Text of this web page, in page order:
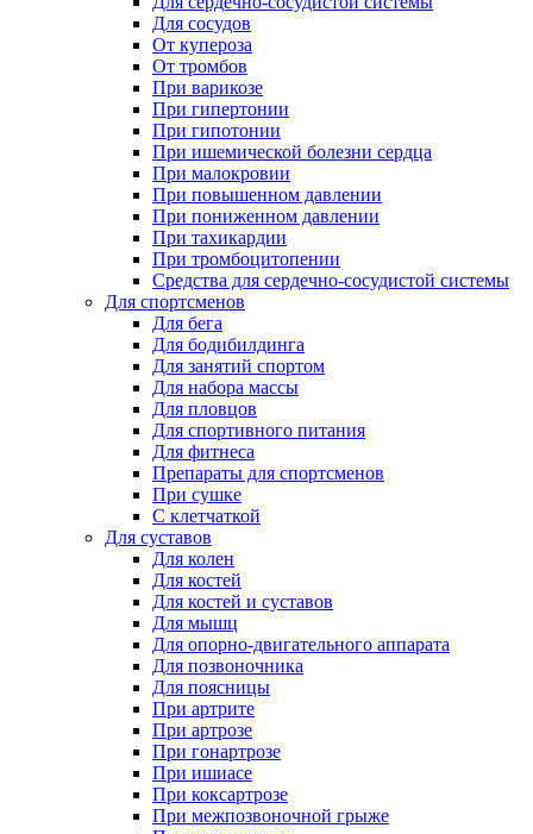
Для сосудов
От купероза
От тромбов
При варикозе
При гипертонии
При гипотонии
При ишемической болезни сердца
При малокровии
При повышенном давлении
При пониженном давлении
При тахикардии
При тромбоцитопении
Средства для сердечно-сосудистой системы
Для спортсменов
Для бега
Для бодибилдинга
Для занятий спортом
Для набора массы
Для пловцов
Для спортивного питания
Для фитнеса
Препараты для спортсменов
При сушке
С клетчаткой
Для суставов
Для колен
Для костей
Для костей и суставов
Для мышц
Для опорно-двигательного аппарата
Для позвоночника
Для поясницы
При артрите
При артрозе
При гонартрозе
При ишиасе
При коксартрозе
При межпозвоночной грыже